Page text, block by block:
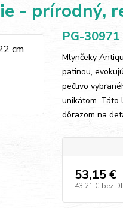
- prírodný,
PG-30971
Mlynčeky
patinou,
pečlivo
unikátom. Táto
dôrazom na
53,15 €
43,21 € bez